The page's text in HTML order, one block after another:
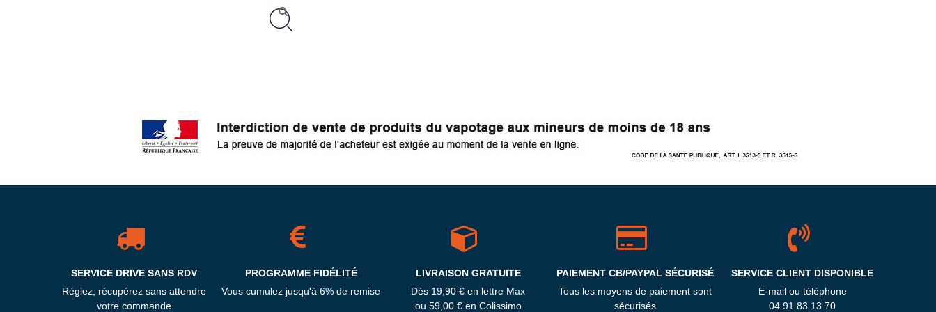
SERVICE DRIVE SANS RDV
Réglez, récupérez sans attendre
votre commande
PROGRAMME FIDÉLITÉ
Vous cumulez jusqu'à 6% de remise
LIVRAISON GRATUITE
Dès 19,90 € en lettre Max
ou 59,00 € en Colissimo
PAIEMENT CB/PAYPAL SÉCURISÉ
Tous les moyens de paiement sont
sécurisés
SERVICE CLIENT DISPONIBLE
E-mail ou téléphone
04 91 83 13 70